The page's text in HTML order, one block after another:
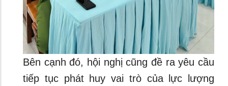
Bên cạnh đó, hội nghị cũng đề ra yêu cầu
tiếp tục phát huy vai trò của lực lượng